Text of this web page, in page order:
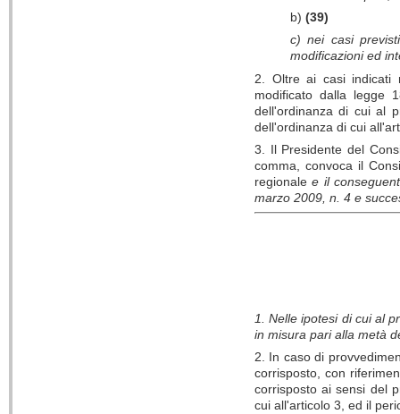
b) (39)
c) nei casi
modificazioni ed
2. Oltre ai casi indicati
modificato dalla legge
dell'ordinanza di cui al
dell'ordinanza di cui
3. Il Presidente del
comma, convoca il
regionalee il
marzo 2009, n. 4 e
1. Nelle ipotesi di cui al
in misura pari alla metà
2. In caso di
corrisposto, con
corrisposto ai sensi del
cui all'articolo 3, ed il